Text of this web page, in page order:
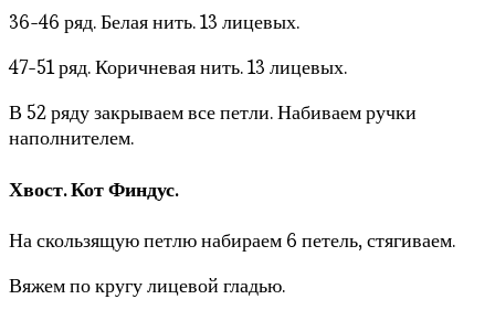
36-46 ряд. Белая нить. 13 лицевых.
47-51 ряд. Коричневая нить. 13 лицевых.
В 52 ряду закрываем все петли. Набиваем ручки
наполнителем.
Хвост. Кот Финдус.
На скользящую петлю набираем 6 петель, стягиваем.
Вяжем по кругу лицевой гладью.